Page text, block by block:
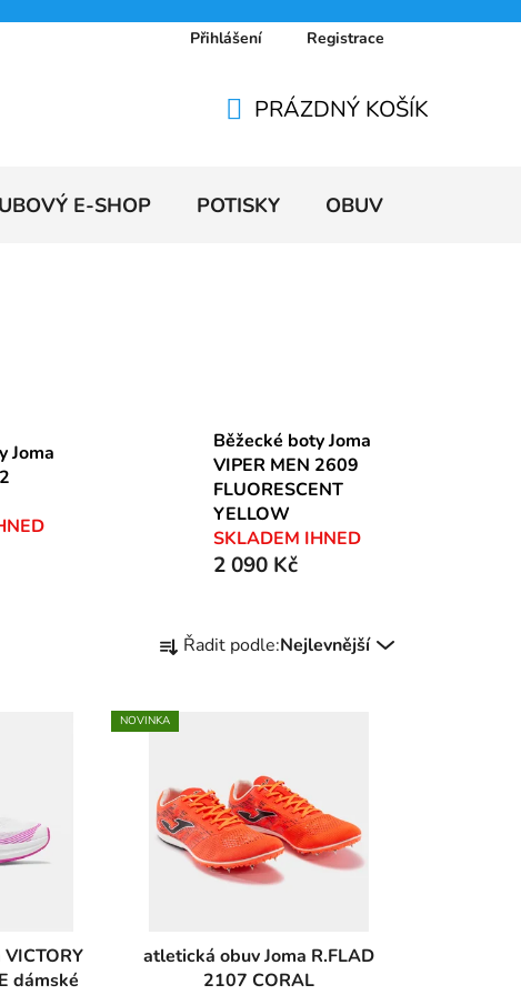
Doprava a platby Ceníky
Přihlášení Registrace
KOŠÍK
PRÁZDNÝ KOŠÍK
E-SHOP POTISKY OBUV
Joma
Běžecké boty Joma
VIPER MEN 2609
FLUORESCENT
YELLOW
SKLADEM IHNED
2 090 Kč
a
e
n
p
r
o
k
t
Řadit podle:Nejlevnější
dámské
NOVINKA
atletická obuv Joma R.FLAD
2107 CORAL